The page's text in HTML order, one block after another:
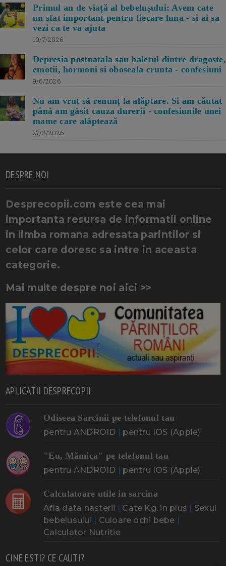
Primul an de viață al bebelușului: Avem cate
un sfat important pentru fiecare luna - si ai sa
vezi ca te va ajuta
10/7/2026
Depresia postnatala sau baletul dintre dragoste,
emotii, hormoni si oboseala crunta - confesiuni
9/6/2026
Nu am vrut să renunț la alăptare. Si am căutat
până am găsit cauza durerii - confesiunile unei
mame care alăptează
27/3/2026
DESPRE NOI
Desprecopii.com este cea mai
importanta resursa de informatii online
in limba romana adresata parintilor si
celor care doresc sa intre in aceasta
categorie.
Mai multe despre noi aici >>
APLICATII DESPRECOPII
Odiseea Sarcinii pe telefonul tau
pentru ANDROID | pentru IOS (Apple)
"Eu, Mămica" pe telefonul tau
pentru ANDROID | pentru IOS (Apple)
Calculatoare utile in sarcina
Afla data nasterii | Cate Kg. in plus | Sexul
bebelusului | Culoare ochi bebe |
Calculator Nutritie
CINE ESTI? CE CAUTI?